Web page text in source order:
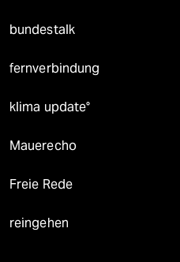
bundestalk
fernverbindung
klima update°
Mauerecho
Freie Rede
reingehen